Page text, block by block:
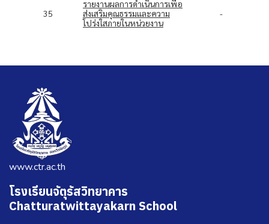
35
รายงานผลการดำเนินการเพื่อ
ส่งเสริมคุณธรรมและความ
โปร่งใสภายในหน่วยงาน
-
www.ctr.ac.th
โรงเรียนจัตุรัสวิทยาคาร
Chatturatwittayakarn School